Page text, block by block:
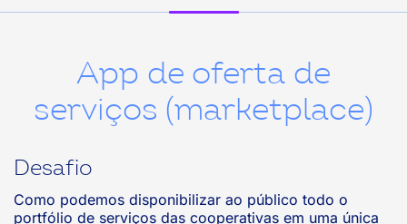
App de oferta de
serviços (marketplace)
Desafio
Como podemos disponibilizar ao público todo o
portfólio de serviços das cooperativas em uma única